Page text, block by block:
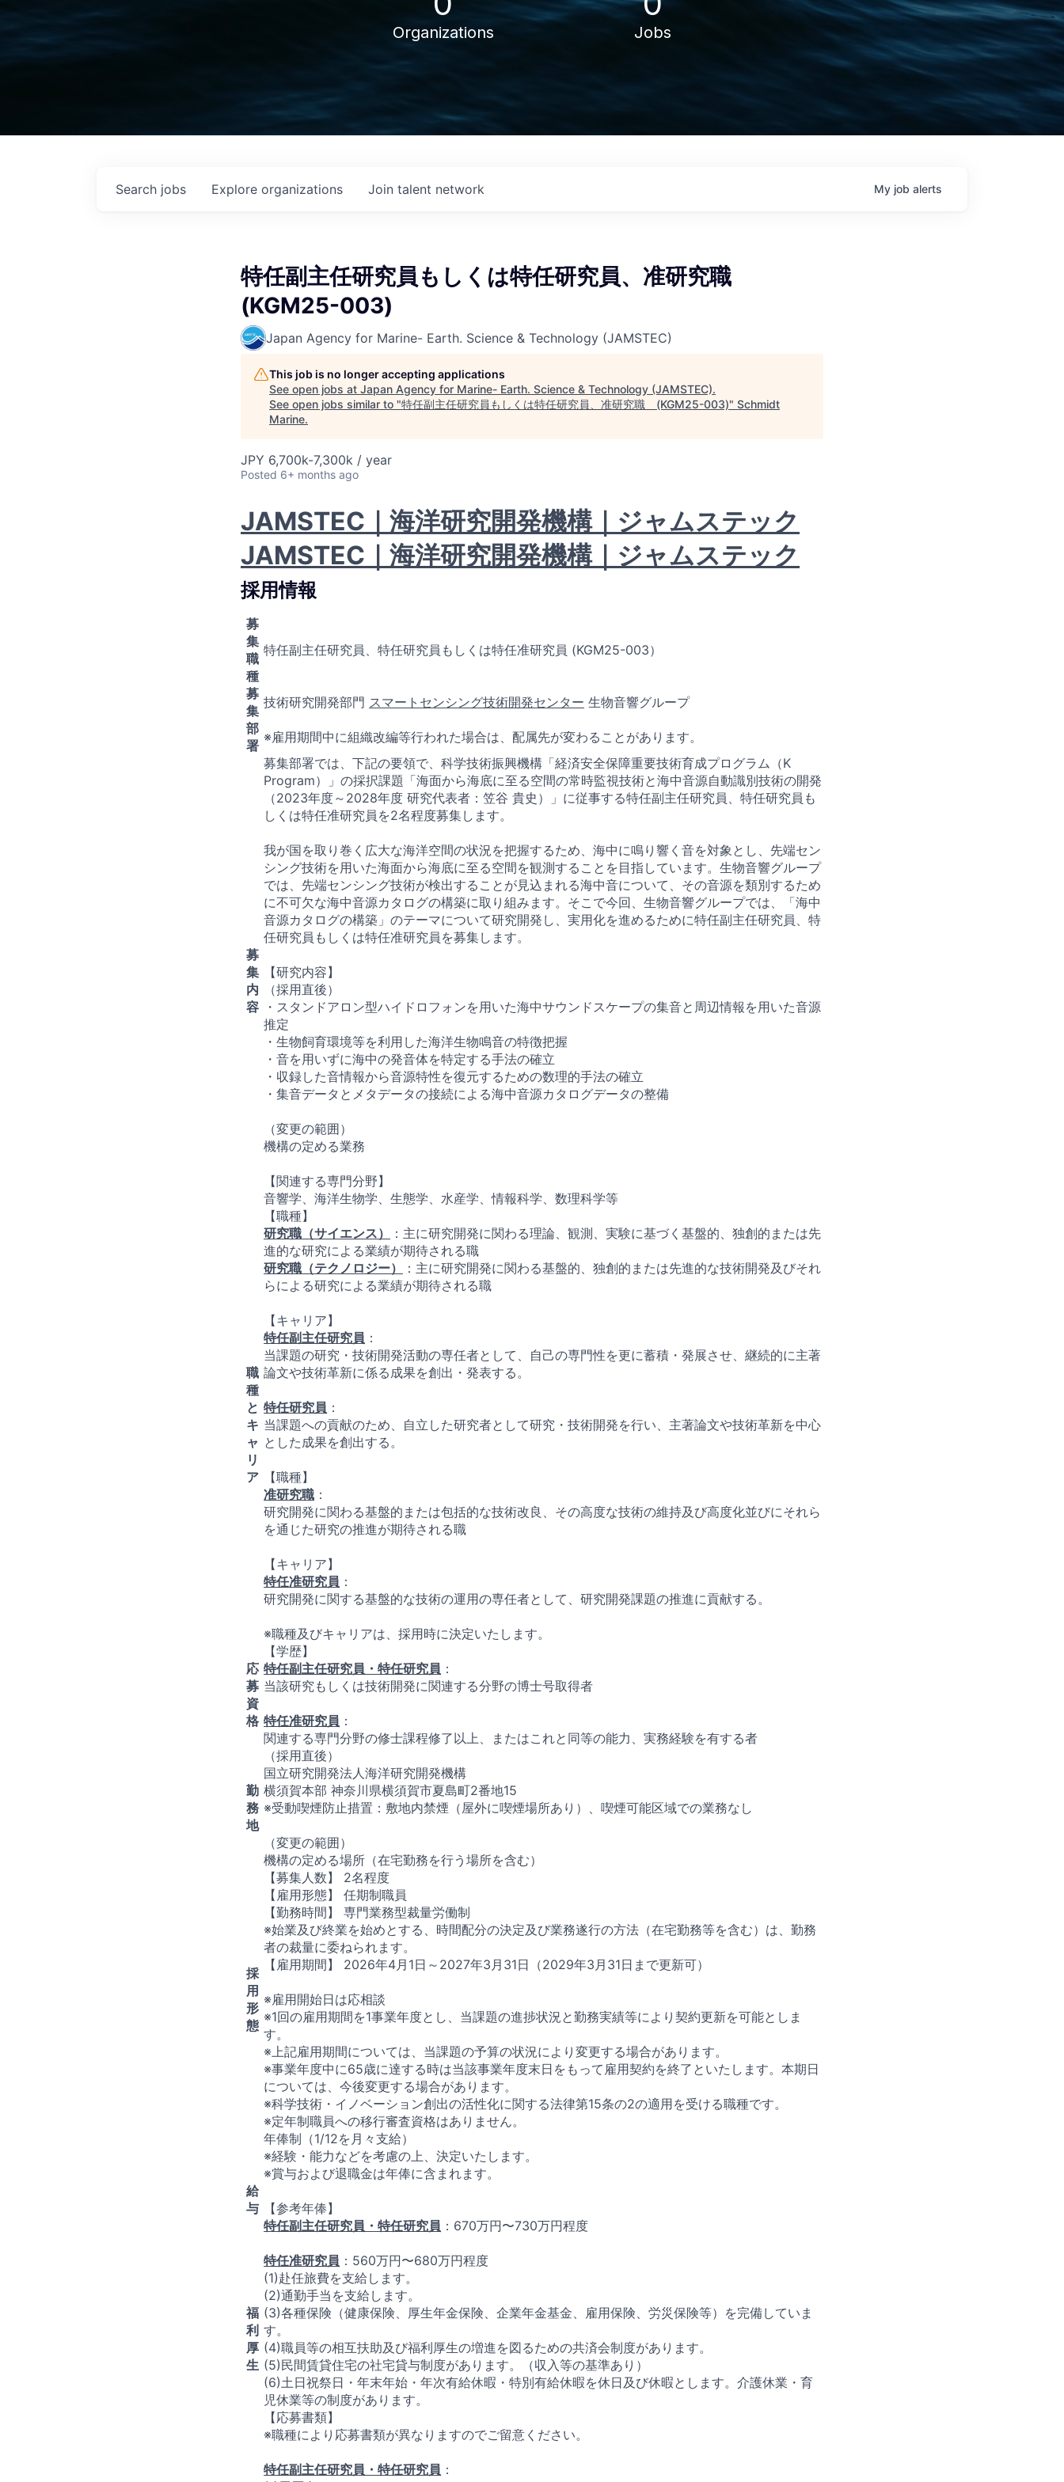
Organizations Jobs
Search jobs Explore organizations Join talent network My job alerts
特任副主任研究員もしくは特任研究員、准研究職
(KGM25-003)
Japan Agency for Marine- Earth. Science & Technology (JAMSTEC)
This job is no longer accepting applications
See open jobs at Japan Agency for Marine- Earth. Science & Technology (JAMSTEC).
See open jobs similar to "特任副主任研究員もしくは特任研究員、准研究職 (KGM25-003)" Schmidt
Marine.
JPY 6,700k-7,300k / year
Posted 6+ months ago
JAMSTEC｜海洋研究開発機構｜ジャムステック
JAMSTEC｜海洋研究開発機構｜ジャムステック
採用情報
募
集
職
種
特任副主任研究員、特任研究員もしくは特任准研究員 (KGM25-003）
募
集
部
署
技術研究開発部門 スマートセンシング技術開発センター 生物音響グループ
※雇用期間中に組織改編等行われた場合は、配属先が変わることがあります。
募
集
内
容
募集部署では、下記の要領で、科学技術振興機構「経済安全保障重要技術育成プログラム（K
Program）」の採択課題「海面から海底に至る空間の常時監視技術と海中音源自動識別技術の開発
（2023年度～2028年度 研究代表者：笠谷 貴史）」に従事する特任副主任研究員、特任研究員も
しくは特任准研究員を2名程度募集します。
我が国を取り巻く広大な海洋空間の状況を把握するため、海中に鳴り響く音を対象とし、先端セン
シング技術を用いた海面から海底に至る空間を観測することを目指しています。生物音響グループ
では、先端センシング技術が検出することが見込まれる海中音について、その音源を類別するため
に不可欠な海中音源カタログの構築に取り組みます。そこで今回、生物音響グループでは、「海中
音源カタログの構築」のテーマについて研究開発し、実用化を進めるために特任副主任研究員、特
任研究員もしくは特任准研究員を募集します。
【研究内容】
（採用直後）
・スタンドアロン型ハイドロフォンを用いた海中サウンドスケープの集音と周辺情報を用いた音源
推定
・生物飼育環境等を利用した海洋生物鳴音の特徴把握
・音を用いずに海中の発音体を特定する手法の確立
・収録した音情報から音源特性を復元するための数理的手法の確立
・集音データとメタデータの接続による海中音源カタログデータの整備
（変更の範囲）
機構の定める業務
【関連する専門分野】
音響学、海洋生物学、生態学、水産学、情報科学、数理科学等
職
種
と
キ
ャ
リ
ア
【職種】
研究職（サイエンス）
：主に研究開発に関わる理論、観測、実験に基づく基盤的、独創的または先
進的な研究による業績が期待される職
研究職（テクノロジー）
：主に研究開発に関わる基盤的、独創的または先進的な技術開発及びそれ
らによる研究による業績が期待される職
【キャリア】
特任副主任研究員 ：
当課題の研究・技術開発活動の専任者として、自己の専門性を更に蓄積・発展させ、継続的に主著
論文や技術革新に係る成果を創出・発表する。
特任研究員 ：
当課題への貢献のため、自立した研究者として研究・技術開発を行い、主著論文や技術革新を中心
とした成果を創出する。
【職種】
准研究職 ：
研究開発に関わる基盤的または包括的な技術改良、その高度な技術の維持及び高度化並びにそれら
を通じた研究の推進が期待される職
【キャリア】
特任准研究員 ：
研究開発に関する基盤的な技術の運用の専任者として、研究開発課題の推進に貢献する。
※職種及びキャリアは、採用時に決定いたします。
応
募
資
格
【学歴】
特任副主任研究員・特任研究員 ：
当該研究もしくは技術開発に関連する分野の博士号取得者
特任准研究員 ：
関連する専門分野の修士課程修了以上、またはこれと同等の能力、実務経験を有する者
勤
務
地
（採用直後）
国立研究開発法人海洋研究開発機構
横須賀本部 神奈川県横須賀市夏島町2番地15
※受動喫煙防止措置：敷地内禁煙（屋外に喫煙場所あり）、喫煙可能区域での業務なし
（変更の範囲）
機構の定める場所（在宅勤務を行う場所を含む）
採
用
形
態
【募集人数】 2名程度
【雇用形態】 任期制職員
【勤務時間】 専門業務型裁量労働制
※始業及び終業を始めとする、時間配分の決定及び業務遂行の方法（在宅勤務等を含む）は、勤務
者の裁量に委ねられます。
【雇用期間】 2026年4月1日～2027年3月31日（2029年3月31日まで更新可）
※雇用開始日は応相談
※1回の雇用期間を1事業年度とし、当課題の進捗状況と勤務実績等により契約更新を可能としま
す。
※上記雇用期間については、当課題の予算の状況により変更する場合があります。
※事業年度中に65歳に達する時は当該事業年度末日をもって雇用契約を終了といたします。本期日
については、今後変更する場合があります。
※科学技術・イノベーション創出の活性化に関する法律第15条の2の適用を受ける職種です。
※定年制職員への移行審査資格はありません。
給
与
年俸制（1/12を月々支給）
※経験・能力などを考慮の上、決定いたします。
※賞与および退職金は年俸に含まれます。
【参考年俸】
特任副主任研究員・特任研究員 ：670万円〜730万円程度
特任准研究員 ：560万円〜680万円程度
福
利
厚
生
(1)赴任旅費を支給します。
(2)通勤手当を支給します。
(3)各種保険（健康保険、厚生年金保険、企業年金基金、雇用保険、労災保険等）を完備していま
す。
(4)職員等の相互扶助及び福利厚生の増進を図るための共済会制度があります。
(5)民間賃貸住宅の社宅貸与制度があります。（収入等の基準あり）
(6)土日祝祭日・年末年始・年次有給休暇・特別有給休暇を休日及び休暇とします。介護休業・育
児休業等の制度があります。
【応募書類】
※職種により応募書類が異なりますのでご留意ください。
特任副主任研究員・特任研究員 ：